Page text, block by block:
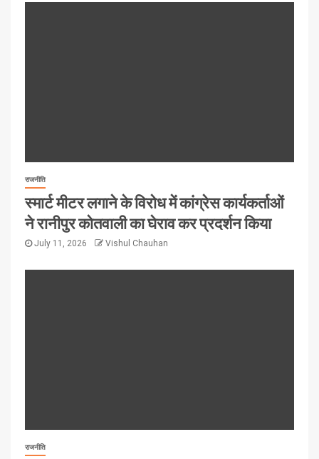
राजनीति
स्मार्ट मीटर लगाने के विरोध में कांग्रेस कार्यकर्ताओं
ने रानीपुर कोतवाली का घेराव कर प्रदर्शन किया
July 11, 2026 Vishul Chauhan
राजनीति